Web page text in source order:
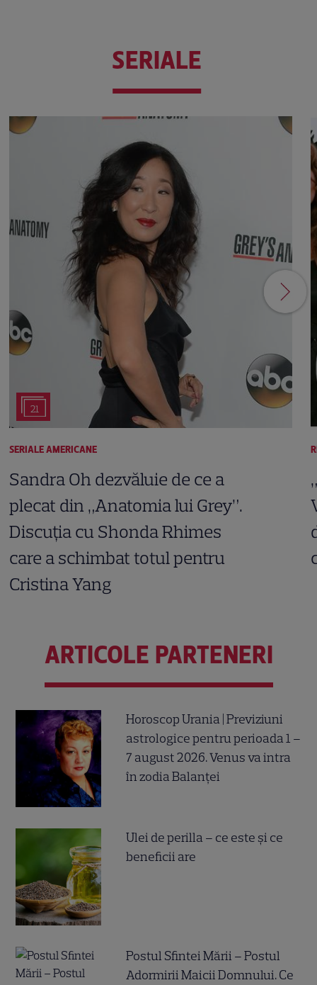
SERIALE
21
SERIALE AMERICANE
Sandra Oh dezvăluie de ce a
plecat din „Anatomia lui Grey”.
Discuția cu Shonda Rhimes
care a schimbat totul pentru
Cristina Yang
ARTICOLE PARTENERI
Horoscop Urania | Previziuni
astrologice pentru perioada 1 –
7 august 2026. Venus va intra
în zodia Balanței
Ulei de perilla – ce este și ce
beneficii are
Postul Sfintei Mării – Postul
Adormirii Maicii Domnului. Ce